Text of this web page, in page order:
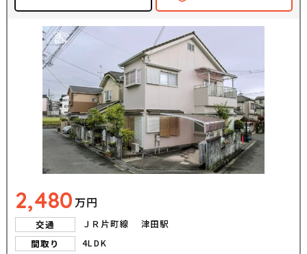
2,480 万円
交通
ＪＲ片町線 津田駅
間取り
4LDK